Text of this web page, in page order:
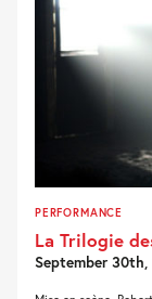
PERFORMANCE
La Trilogie
September